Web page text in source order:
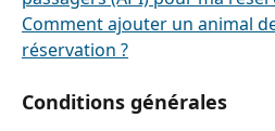
Comment ajouter un animal
réservation ?
Conditions générales